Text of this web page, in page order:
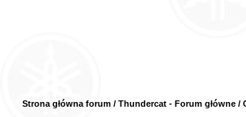
Strona główna forum / Thundercat - Forum główne /